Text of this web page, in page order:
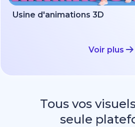
Usine d'animations 3D
Voir plus
Tous vos
seule